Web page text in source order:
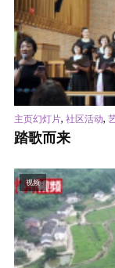
主页幻灯片, 社区活动,
踏歌而来
视频